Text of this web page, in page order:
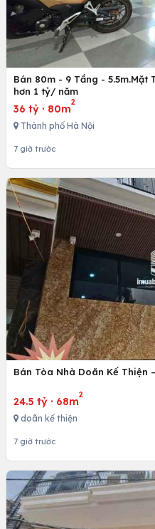
Bán 80m - 9 Tầng - 5.5m.Mặt
hơn 1 tỷ/ năm
36 tỷ · 80m
2
Thành phố Hà Nội
7 giờ trước
Bán Tòa Nhà Doãn Kế Thiện
24.5 tỷ · 68m
2
doãn kế thiện
7 giờ trước